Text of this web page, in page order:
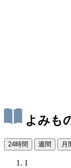
よみも
24時間 週間 月
1